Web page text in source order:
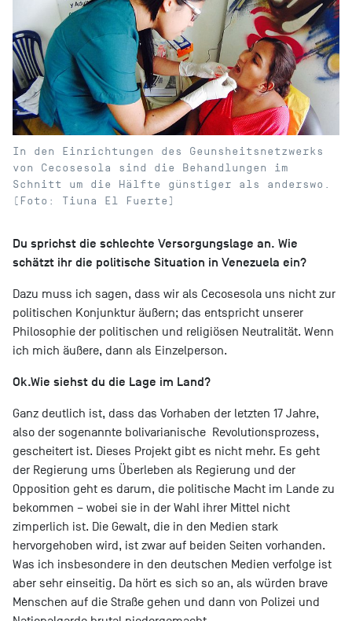
In den Einrichtungen des Geunsheitsnetzwerks
von Cecosesola sind die Behandlungen im
Schnitt um die Hälfte günstiger als anderswo.
(Foto: Tiuna El Fuerte)
Du sprichst die schlechte Versorgungslage an. Wie
schätzt ihr die politische Situation in Venezuela ein?
Dazu muss ich sagen, dass wir als Cecosesola uns nicht zur
politischen Konjunktur äußern; das entspricht unserer
Philosophie der politischen und religiösen Neutralität. Wenn
ich mich äußere, dann als Einzelperson.
Ok.Wie siehst du die Lage im Land?
Ganz deutlich ist, dass das Vorhaben der letzten 17 Jahre,
also der sogenannte bolivarianische Revolutionsprozess,
gescheitert ist. Dieses Projekt gibt es nicht mehr. Es geht
der Regierung ums Überleben als Regierung und der
Opposition geht es darum, die politische Macht im Lande zu
bekommen – wobei sie in der Wahl ihrer Mittel nicht
zimperlich ist. Die Gewalt, die in den Medien stark
hervorgehoben wird, ist zwar auf beiden Seiten vorhanden.
Was ich insbesondere in den deutschen Medien verfolge ist
aber sehr einseitig. Da hört es sich so an, als würden brave
Menschen auf die Straße gehen und dann von Polizei und